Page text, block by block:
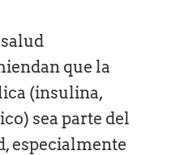
que la
(insulina,
sea parte del
especialmente